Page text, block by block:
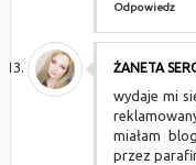
Odpowiedz
ŻANETA
wydaje mi
miałam
przez